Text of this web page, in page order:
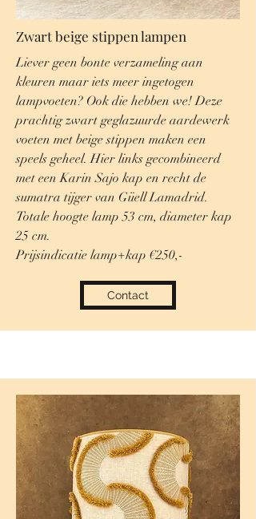
Zwart beige stippen lampen
Liever geen bonte verzameling aan
kleuren maar iets meer ingetogen
lampvoeten? Ook die hebben we! Deze
prachtig zwart geglazuurde aardewerk
voeten met beige stippen maken een
speels geheel. Hier links gecombineerd
met een Karin Sajo kap en recht de
sumatra tijger van Güell Lamadrid.
Totale hoogte lamp 53 cm, diameter kap
25 cm.
Prijsindicatie lamp+kap €250,-
Contact